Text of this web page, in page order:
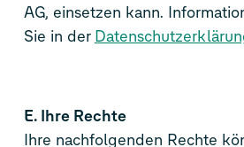
AG, einsetzen kann.
Sie in der
E. Ihre Rechte
Ihre nachfolgenden Rechte